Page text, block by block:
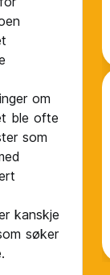
om
ble ofte
som
kanskje
søker